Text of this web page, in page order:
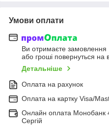
Умови оплати
Ви отримаєте замовлення
або гроші повернуться на
Детальніше
Оплата на рахунок
Оплата на картку Visa/
Онлайн оплата Монобанк
Сергій